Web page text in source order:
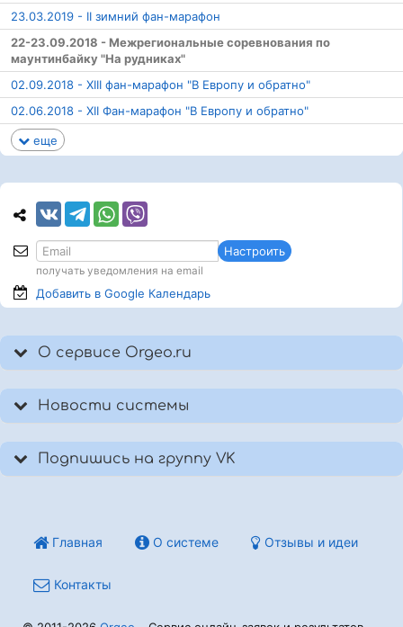
23.03.2019 - II зимний фан-марафон
22-23.09.2018 - Межрегиональные соревнования по
маунтинбайку "На рудниках"
02.09.2018 - XIII фан-марафон "В Европу и обратно"
02.06.2018 - XII Фан-марафон "В Европу и обратно"
еще
Настроить
получать уведомления на email
Добавить в Google Календарь
О сервисе Orgeo.ru
Новости системы
Подпишись на группу VK
Главная О системе Отзывы и идеи
Контакты